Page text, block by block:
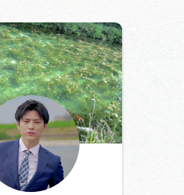
早わかり岐阜
体験予約サイト「ＶＩＳＩＴ
岐阜県」
岐阜県まるごと観光エリアガ
イド